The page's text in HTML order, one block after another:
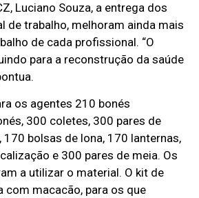
Luciano Souza, a entrega dos
de trabalho, melhoram ainda mais
de cada profissional. “O
para a reconstrução da saúde
os agentes 210 bonés
300 coletes, 300 pares de
bolsas de lona, 170 lanternas,
e 300 pares de meia. Os
a utilizar o material. O kit de
com macacão, para os que